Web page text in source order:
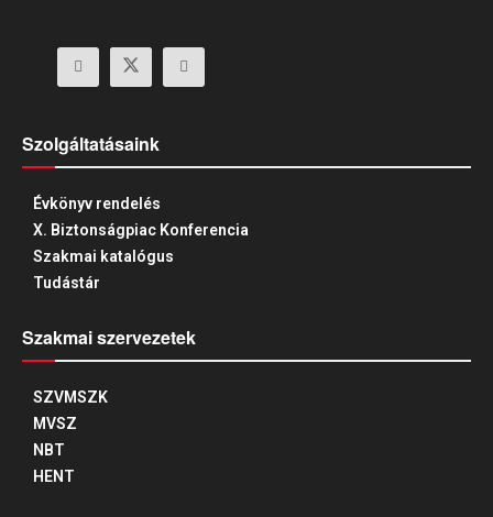
Szolgáltatásaink
Évkönyv rendelés
X. Biztonságpiac Konferencia
Szakmai katalógus
Tudástár
Szakmai szervezetek
SZVMSZK
MVSZ
NBT
HENT